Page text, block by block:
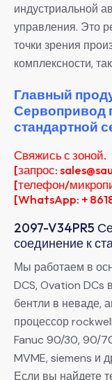
индустриальной
управления. Это
точки зрения
комплексности,
Главный
Сервопривод
стандартной
Свяжись с зоной.
[запрос:
[телефон/
[WhatsApp: +
2097-V34PR5
соединение к
Мы работаем в
DCS, Ovation DCs
бентли в неваде,
процессор
Fanuc 90/30, 90/
MVME, siemens и
Если вы найдете